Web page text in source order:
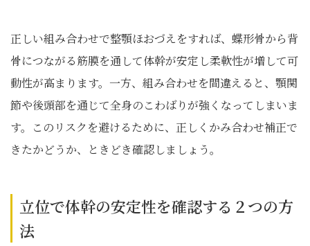
正しい組み合わせで整顎ほおづえをすれば、蝶形骨から背
骨につながる筋膜を通して体幹が安定し柔軟性が増して可
動性が高まります。一方、組み合わせを間違えると、顎関
節や後頭部を通じて全身のこわばりが強くなってしまいま
す。このリスクを避けるために、正しくかみ合わせ補正で
きたかどうか、ときどき確認しましょう。
立位で体幹の安定性を確認する２つの方
法